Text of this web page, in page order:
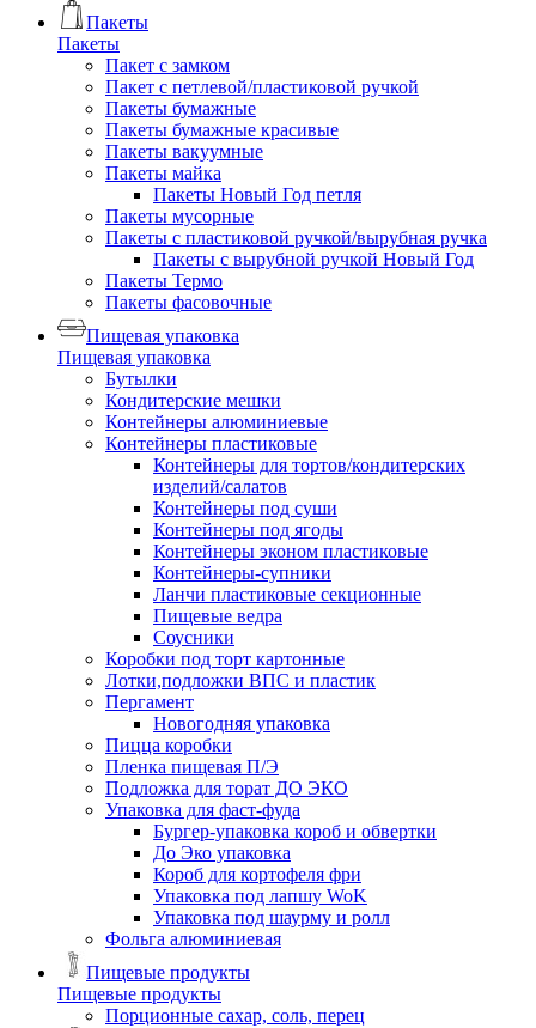
Пакеты
Пакеты
Пакет с замком
Пакет с петлевой/пластиковой ручкой
Пакеты бумажные
Пакеты бумажные красивые
Пакеты вакуумные
Пакеты майка
Пакеты Новый Год петля
Пакеты мусорные
Пакеты с пластиковой ручкой/вырубная ручка
Пакеты с вырубной ручкой Новый Год
Пакеты Термо
Пакеты фасовочные
Пищевая упаковка
Пищевая упаковка
Бутылки
Кондитерские мешки
Контейнеры алюминиевые
Контейнеры пластиковые
Контейнеры для тортов/кондитерских
изделий/салатов
Контейнеры под суши
Контейнеры под ягоды
Контейнеры эконом пластиковые
Контейнеры-супники
Ланчи пластиковые секционные
Пищевые ведра
Соусники
Коробки под торт картонные
Лотки,подложки ВПС и пластик
Пергамент
Новогодняя упаковка
Пицца коробки
Пленка пищевая П/Э
Подложка для торат ДО ЭКО
Упаковка для фаст-фуда
Бургер-упаковка короб и обвертки
До Эко упаковка
Короб для кортофеля фри
Упаковка под лапшу WoK
Упаковка под шаурму и ролл
Фольга алюминиевая
Пищевые продукты
Пищевые продукты
Порционные сахар, соль, перец